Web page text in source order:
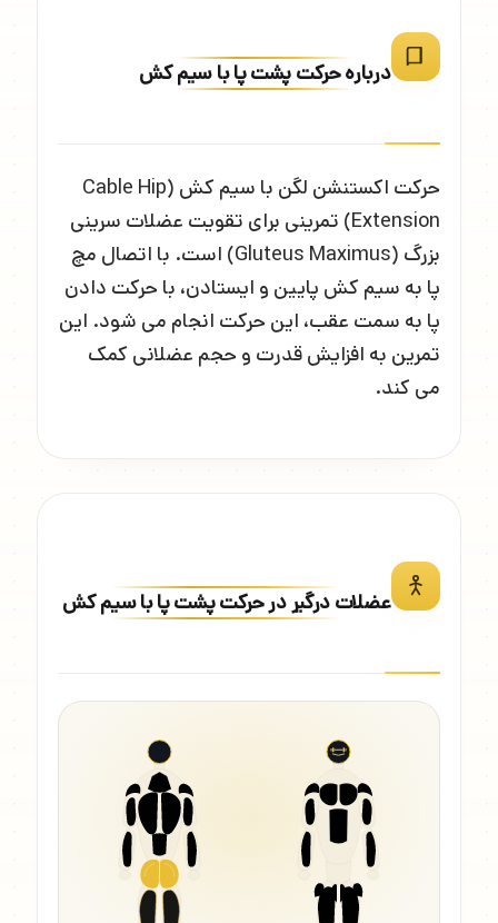
درباره حرکت پشت پا با سیم کش
حرکت اکستنشن لگن با سیم کش (Cable Hip
Extension) تمرینی برای تقویت عضلات سرینی
بزرگ (Gluteus Maximus) است. با اتصال مچ
پا به سیم کش پایین و ایستادن، با حرکت دادن
پا به سمت عقب، این حرکت انجام می شود. این
تمرین به افزایش قدرت و حجم عضلانی کمک
می کند.
عضلات درگیر در حرکت پشت پا با سیم کش